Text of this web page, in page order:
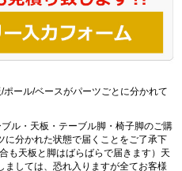
ール/ベースがパーツごとに分かれて
ル・天板・テーブル脚・椅子脚のご購
に分かれた状態で届くことをご了承下
も天板と脚はばらばらで届きます）天
ましては、恐れ入りますが全てお客様